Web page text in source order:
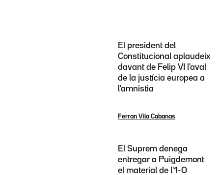
El president del
Constitucional aplaudeix
davant de Felip VI l'aval
de la justícia europea a
l'amnistia
Ferran Vila Cabanas
El Suprem denega
entregar a Puigdemont
el material de l'1-O